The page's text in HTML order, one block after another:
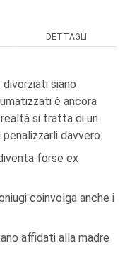
DETTAGLI
siano
è ancora
si tratta di un
davvero.
forse ex
coinvolga anche i
affidati alla madre